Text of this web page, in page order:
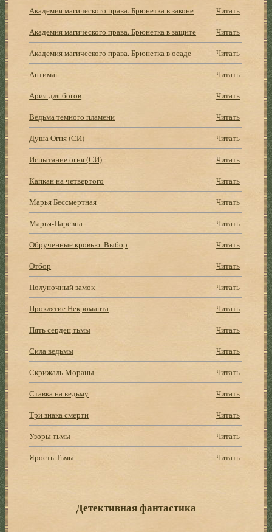
Академия магического права. Брюнетка в законе
Читать
Академия магического права. Брюнетка в защите
Читать
Академия магического права. Брюнетка в осаде
Читать
Антимаг
Читать
Ария для богов
Читать
Ведьма темного пламени
Читать
Душа Огня (СИ)
Читать
Испытание огня (СИ)
Читать
Капкан на четвертого
Читать
Марья Бессмертная
Читать
Марья-Царевна
Читать
Обрученные кровью. Выбор
Читать
Отбор
Читать
Полуночный замок
Читать
Проклятие Некроманта
Читать
Пять сердец тьмы
Читать
Сила ведьмы
Читать
Скрижаль Мораны
Читать
Ставка на ведьму
Читать
Три знака смерти
Читать
Узоры тьмы
Читать
Ярость Тьмы
Читать
Детективная фантастика